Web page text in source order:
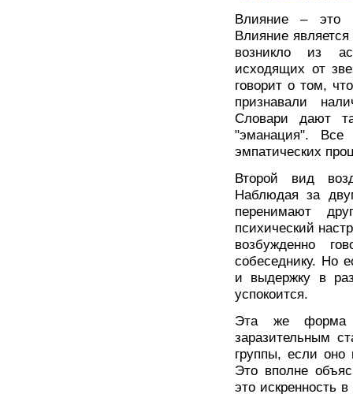
Влияние – это
Влияние
возникло из
исходящих от
говорит о том,
признавали
Словари дают
"эманация". Все
эмпатических
Второй вид
Наблюдая за
перенимают
психический
возбужденно
собеседнику. Но
и выдержку в
успокоится.
Эта же форма
заразительным
группы, если оно
Это вполне
это искренность